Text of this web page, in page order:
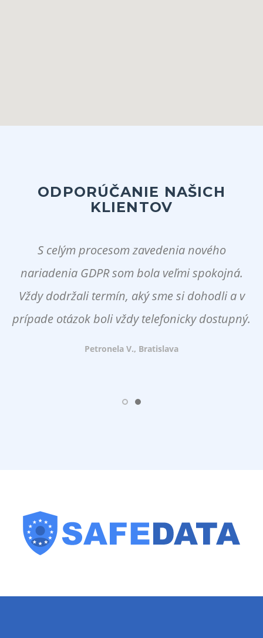
ODPORÚČANIE NAŠICH
KLIENTOV
S celým procesom zavedenia nového
nariadenia GDPR som bola veľmi spokojná.
Vždy dodržali termín, aký sme si dohodli a v
prípade otázok boli vždy telefonicky dostupný.
Petronela V., Bratislava